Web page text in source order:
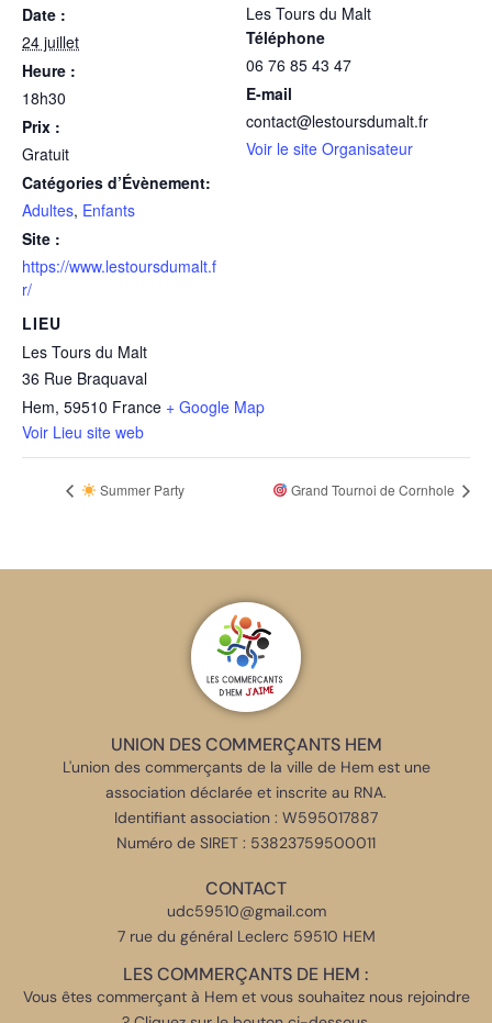
Date :
24 juillet
Heure :
18h30
Prix :
Gratuit
Catégories d’Évènement:
Adultes, Enfants
Site :
https://www.lestoursdumalt.f
r/
LIEU
Les Tours du Malt
36 Rue Braquaval
Hem, 59510 France + Google Map
Voir Lieu site web
Les Tours du Malt
Téléphone
06 76 85 43 47
E-mail
contact@lestoursdumalt.fr
Voir le site Organisateur
Summer Party Grand Tournoi de Cornhole
UNION DES COMMERÇANTS HEM
L'union des commerçants de la ville de Hem est une
association déclarée et inscrite au RNA.
Identifiant association : W595017887
Numéro de SIRET : 53823759500011
CONTACT
udc59510@gmail.com
7 rue du général Leclerc 59510 HEM
LES COMMERÇANTS DE HEM :
Vous êtes commerçant à Hem et vous souhaitez nous rejoindre